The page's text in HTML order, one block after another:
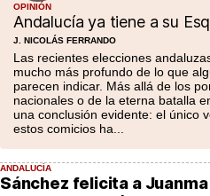
OPINIÓN
Andalucía ya tiene a su
J. NICOLÁS FERRANDO
Las recientes elecciones
mucho más profundo de lo que
parecen indicar. Más allá de los
nacionales o de la eterna batalla
una conclusión evidente: el único
estos comicios ha...
ANDALUCÍA
Sánchez felicita a Juanma